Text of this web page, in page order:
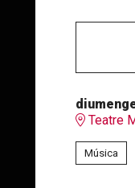
Teatre
Música